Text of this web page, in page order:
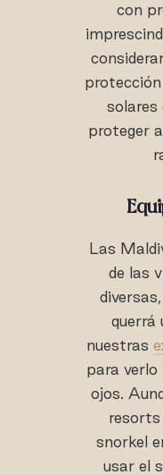
con
solares
proteger
Las
de las
querrá
nuestras
para
ojos.
resorts
snorkel
usar el